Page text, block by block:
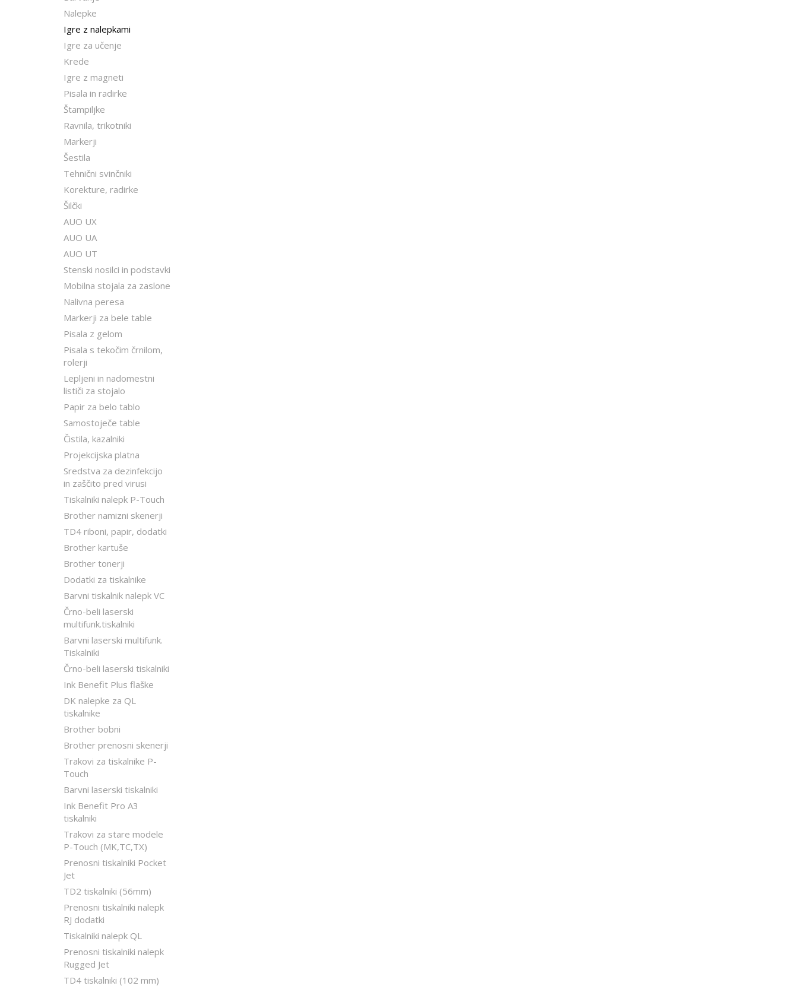
Nalepke
Igre z nalepkami
Igre za učenje
Krede
Igre z magneti
Pisala in radirke
Štampiljke
Ravnila, trikotniki
Markerji
Šestila
Tehnični svinčniki
Korekture, radirke
Šilčki
AUO UX
AUO UA
AUO UT
Stenski nosilci in podstavki
Mobilna stojala za zaslone
Nalivna peresa
Markerji za bele table
Pisala z gelom
Pisala s tekočim črnilom,
rolerji
Lepljeni in nadomestni
lističi za stojalo
Papir za belo tablo
Samostoječe table
Čistila, kazalniki
Projekcijska platna
Sredstva za dezinfekcijo
in zaščito pred virusi
Tiskalniki nalepk P-Touch
Brother namizni skenerji
TD4 riboni, papir, dodatki
Brother kartuše
Brother tonerji
Dodatki za tiskalnike
Barvni tiskalnik nalepk VC
Črno-beli laserski
multifunk.tiskalniki
Barvni laserski multifunk.
Tiskalniki
Črno-beli laserski tiskalniki
Ink Benefit Plus flaške
DK nalepke za QL
tiskalnike
Brother bobni
Brother prenosni skenerji
Trakovi za tiskalnike P-
Touch
Barvni laserski tiskalniki
Ink Benefit Pro A3
tiskalniki
Trakovi za stare modele
P-Touch (MK,TC,TX)
Prenosni tiskalniki Pocket
Jet
TD2 tiskalniki (56mm)
Prenosni tiskalniki nalepk
RJ dodatki
Tiskalniki nalepk QL
Prenosni tiskalniki nalepk
Rugged Jet
TD4 tiskalniki (102 mm)